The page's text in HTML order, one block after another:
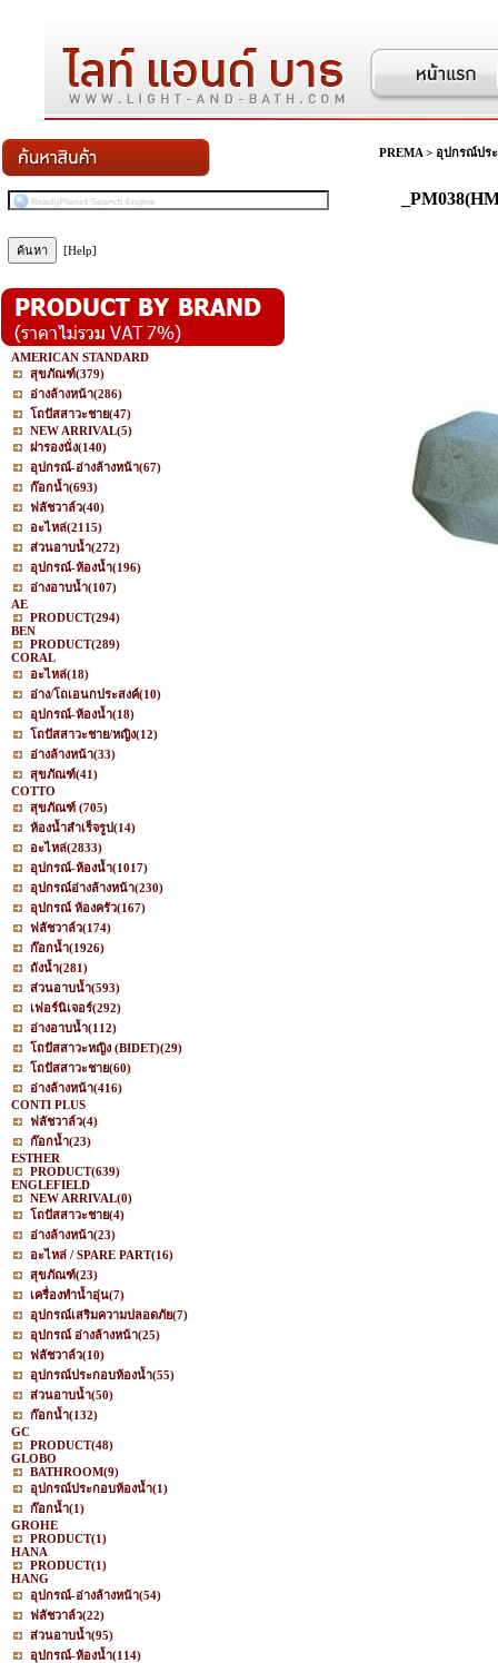
[Help]
AMERICAN STANDARD
สุขภัณฑ์(379)
อ่างล้างหน้า(286)
โถปัสสาวะชาย(47)
NEW ARRIVAL(5)
ฝารองนั่ง(140)
อุปกรณ์-อ่างล้างหน้า(67)
ก๊อกน้ำ(693)
ฟลัชวาล์ว(40)
อะไหล่(2115)
ส่วนอาบน้ำ(272)
อุปกรณ์-ห้องน้ำ(196)
อ่างอาบน้ำ(107)
AE
PRODUCT(294)
BEN
PRODUCT(289)
CORAL
อะไหล่(18)
อ่าง/โถเอนกประสงค์(10)
อุปกรณ์-ห้องน้ำ(18)
โถปัสสาวะชาย/หญิง(12)
อ่างล้างหน้า(33)
สุขภัณฑ์(41)
COTTO
สุขภัณฑ์ (705)
ห้องน้ำสำเร็จรูป(14)
อะไหล่(2833)
อุปกรณ์-ห้องน้ำ(1017)
อุปกรณ์อ่างล้างหน้า(230)
อุปกรณ์ ห้องครัว(167)
ฟลัชวาล์ว(174)
ก๊อกน้ำ(1926)
ถังน้ำ(281)
ส่วนอาบน้ำ(593)
เฟอร์นิเจอร์(292)
อ่างอาบน้ำ(112)
โถปัสสาวะหญิง (BIDET)(29)
โถปัสสาวะชาย(60)
อ่างล้างหน้า(416)
CONTI PLUS
ฟลัชวาล์ว(4)
ก๊อกน้ำ(23)
ESTHER
PRODUCT(639)
ENGLEFIELD
NEW ARRIVAL(0)
โถปัสสาวะชาย(4)
อ่างล้างหน้า(23)
อะไหล่ / SPARE PART(16)
สุขภัณฑ์(23)
เครื่องทำน้ำอุ่น(7)
อุปกรณ์เสริมความปลอดภัย(7)
อุปกรณ์ อ่างล้างหน้า(25)
ฟลัชวาล์ว(10)
อุปกรณ์ประกอบห้องน้ำ(55)
ส่วนอาบน้ำ(50)
ก๊อกน้ำ(132)
GC
PRODUCT(48)
GLOBO
BATHROOM(9)
อุปกรณ์ประกอบห้องน้ำ(1)
ก๊อกน้ำ(1)
GROHE
PRODUCT(1)
HANA
PRODUCT(1)
HANG
อุปกรณ์-อ่างล้างหน้า(54)
ฟลัชวาล์ว(22)
ส่วนอาบน้ำ(95)
อุปกรณ์-ห้องน้ำ(114)
PREMA > อุปกรณ์ปร